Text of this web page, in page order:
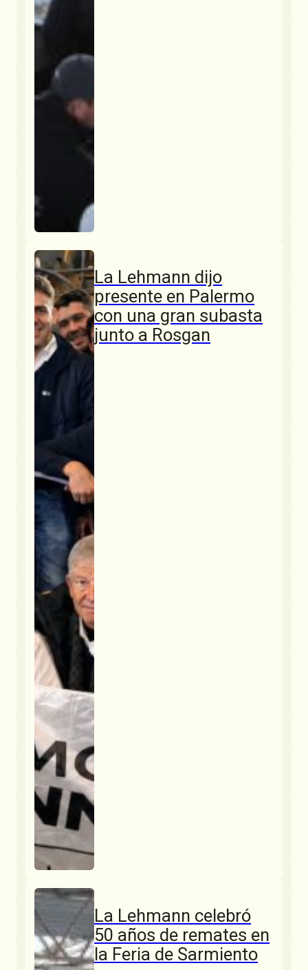
La Lehmann dijo
presente en Palermo
con una gran subasta
junto a Rosgan
La Lehmann celebró
50 años de remates en
la Feria de Sarmiento